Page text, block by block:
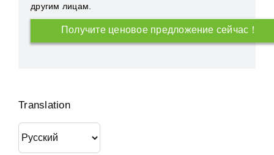
другим лицам.
Translation